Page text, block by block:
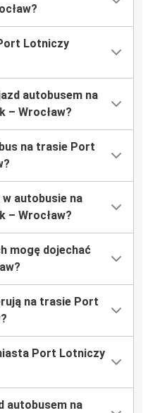
Lotniczy
autobusem na
– Wrocław?
na trasie Port
autobusie na
– Wrocław?
mogę dojechać
na trasie Port
Port Lotniczy
autobusem na